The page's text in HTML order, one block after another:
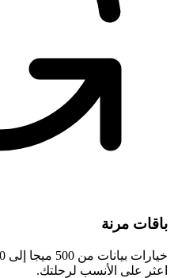
باقات مرنة
اعثر على الأنسب لرحلتك.